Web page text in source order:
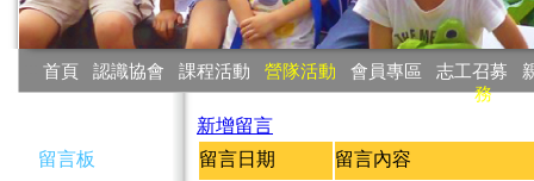
首頁 認識協會 課程活動 營隊活動 會員專區 志工召募
務
留言板
新增留言
留言日期
留言內容